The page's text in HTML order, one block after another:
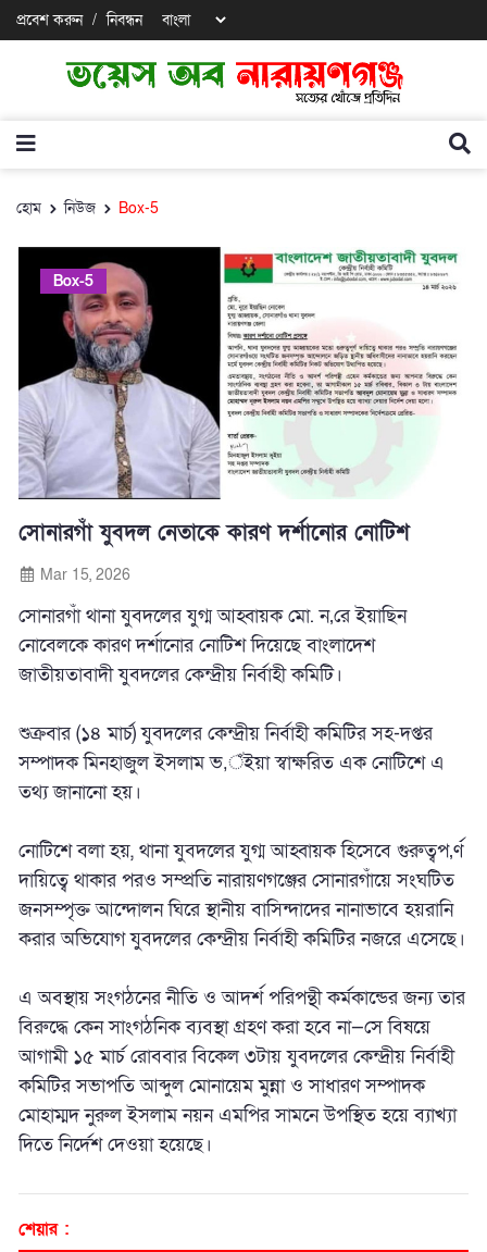
প্রবেশ করুন / নিবন্ধন
হোম নিউজ Box-5
Box-5
সোনারগাঁ যুবদল নেতাকে কারণ দর্শানোর নোটিশ
Mar 15, 2026
সোনারগাঁ থানা যুবদলের যুগ্ম আহ্বায়ক মো. ন‚রে ইয়াছিন
নোবেলকে কারণ দর্শানোর নোটিশ দিয়েছে বাংলাদেশ
জাতীয়তাবাদী যুবদলের কেন্দ্রীয় নির্বাহী কমিটি।
শুক্রবার (১৪ মার্চ) যুবদলের কেন্দ্রীয় নির্বাহী কমিটির সহ-দপ্তর
সম্পাদক মিনহাজুল ইসলাম ভ‚ঁইয়া স্বাক্ষরিত এক নোটিশে এ
তথ্য জানানো হয়।
নোটিশে বলা হয়, থানা যুবদলের যুগ্ম আহ্বায়ক হিসেবে গুরুত্বপ‚র্ণ
দায়িত্বে থাকার পরও সম্প্রতি নারায়ণগঞ্জের সোনারগাঁয়ে সংঘটিত
জনসম্পৃক্ত আন্দোলন ঘিরে স্থানীয় বাসিন্দাদের নানাভাবে হয়রানি
করার অভিযোগ যুবদলের কেন্দ্রীয় নির্বাহী কমিটির নজরে এসেছে।
এ অবস্থায় সংগঠনের নীতি ও আদর্শ পরিপন্থী কর্মকান্ডের জন্য তার
বিরুদ্ধে কেন সাংগঠনিক ব্যবস্থা গ্রহণ করা হবে না—সে বিষয়ে
আগামী ১৫ মার্চ রোববার বিকেল ৩টায় যুবদলের কেন্দ্রীয় নির্বাহী
কমিটির সভাপতি আব্দুল মোনায়েম মুন্না ও সাধারণ সম্পাদক
মোহাম্মদ নুরুল ইসলাম নয়ন এমপির সামনে উপস্থিত হয়ে ব্যাখ্যা
দিতে নির্দেশ দেওয়া হয়েছে।
শেয়ার :